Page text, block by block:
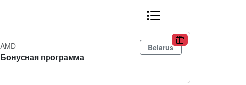
AMD
Бонусная программа
Belarus